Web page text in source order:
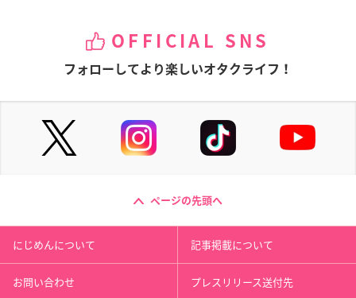
OFFICIAL SNS
フォローしてより楽しいオタクライフ！
ページの先頭へ
にじめんについて 記事掲載について
お問い合わせ プレスリリース送付先